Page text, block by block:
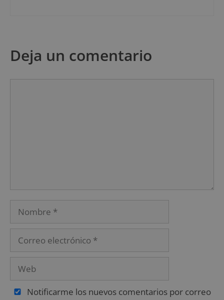
Deja un comentario
Notificarme los nuevos comentarios por correo